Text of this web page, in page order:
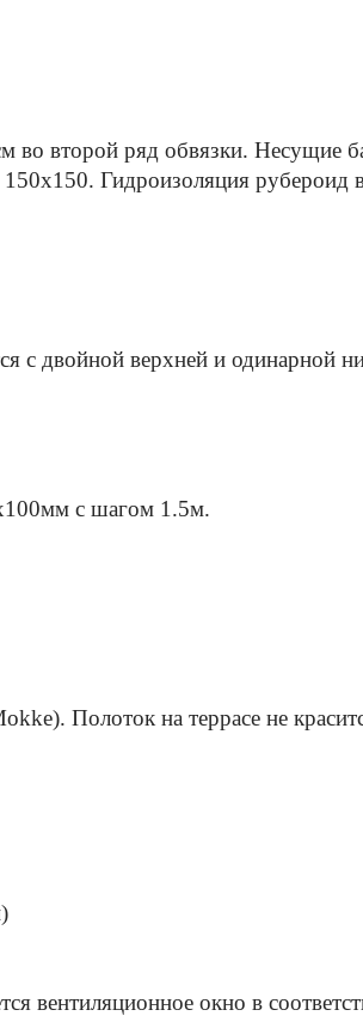
во второй ряд обвязки. Несущие
Гидроизоляция рубероид
с двойной верхней и одинарной
с шагом 1.5м.
Полоток на террасе не
вентиляционное окно в